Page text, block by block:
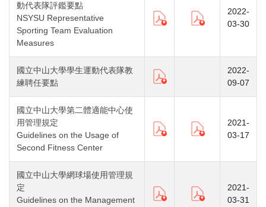
動代表隊評鑑要點
NSYSU Representative
Sporting Team Evaluation
Measures
2022-
03-30
國立中山大學學生運動代表隊教
練聘任要點
2022-
09-07
國立中山大學第二體適能中心使
用管理規定
Guidelines on the Usage of
Second Fitness Center
2021-
03-17
國立中山大學網球場使用管理規
定
Guidelines on the Management
2021-
03-31